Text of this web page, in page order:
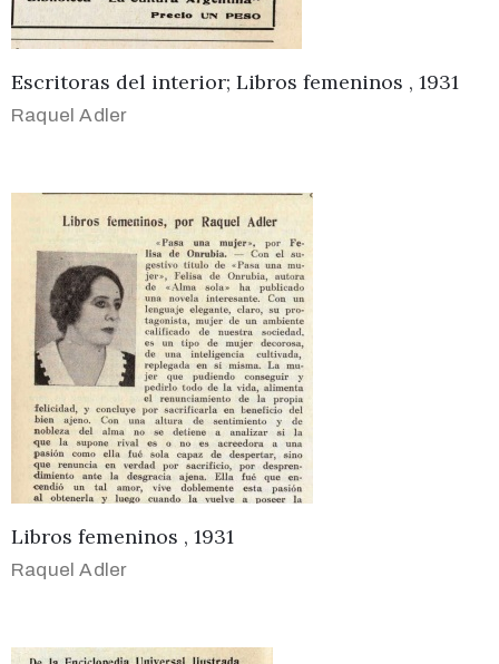
Escritoras del interior; Libros femeninos , 1931
Raquel Adler
Libros femeninos , 1931
Raquel Adler